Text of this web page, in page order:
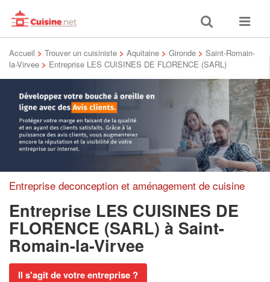
Toggle
search
Toggle
Accueil > Trouver un cuisiniste > Aquitaine > Gironde > Saint-Romain-
la-Virvee > Entreprise LES CUISINES DE FLORENCE (SARL)
Entreprise deconception et aménagement de cuisine
Entreprise LES CUISINES DE
FLORENCE (SARL) à Saint-
Romain-la-Virvee
Il s'agit de votre entreprise ?